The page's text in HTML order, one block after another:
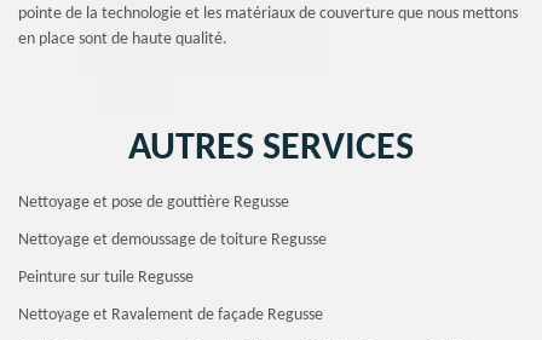
pointe de la technologie et les matériaux de couverture que nous mettons
en place sont de haute qualité.
AUTRES SERVICES
Nettoyage et pose de gouttière Regusse
Nettoyage et demoussage de toiture Regusse
Peinture sur tuile Regusse
Nettoyage et Ravalement de façade Regusse